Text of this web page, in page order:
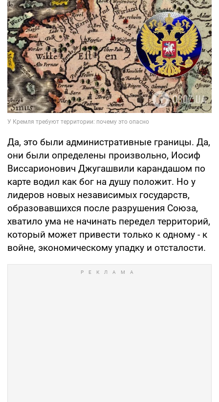
Да, это были административные границы. Да,
они были определены произвольно, Иосиф
Виссарионович Джугашвили карандашом по
карте водил как бог на душу положит. Но у
лидеров новых независимых государств,
образовавшихся после разрушения Союза,
хватило ума не начинать передел территорий,
который может привести только к одному - к
войне, экономическому упадку и отсталости.